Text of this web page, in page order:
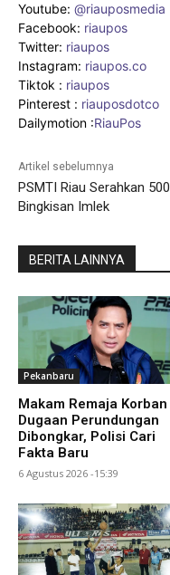
Youtube: @riauposmedia
Facebook: riaupos
Twitter: riaupos
Instagram: riaupos.co
Tiktok : riaupos
Pinterest : riauposdotco
Dailymotion :RiauPos
Artikel sebelumnya
PSMTI Riau Serahkan 500
Bingkisan Imlek
BERITA LAINNYA
Pekanbaru
Makam Remaja Korban
Dugaan Perundungan
Dibongkar, Polisi Cari
Fakta Baru
6 Agustus 2026 -15:39